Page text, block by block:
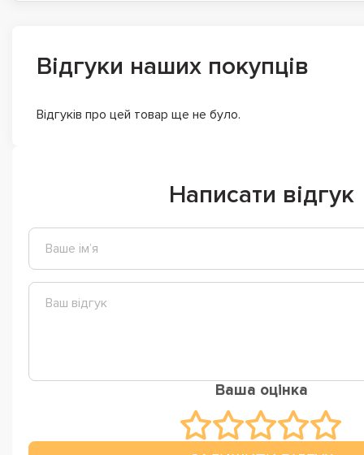
Відгуки наших покупців
Відгуків про цей товар ще не було.
Написати відгук
Ваша оцінка